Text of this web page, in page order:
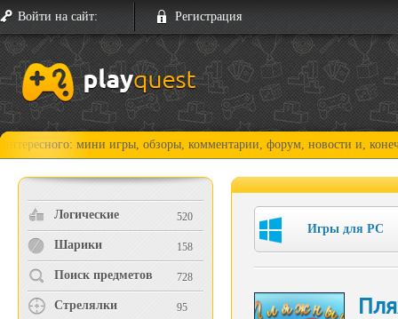
Войти на сайт: Регистрация
мини игры, обзоры, комментарии, форум, новости и, конечно,
Логические 520
Шарики 158
Поиск предметов 728
Стрелялки 95
Игры для PC